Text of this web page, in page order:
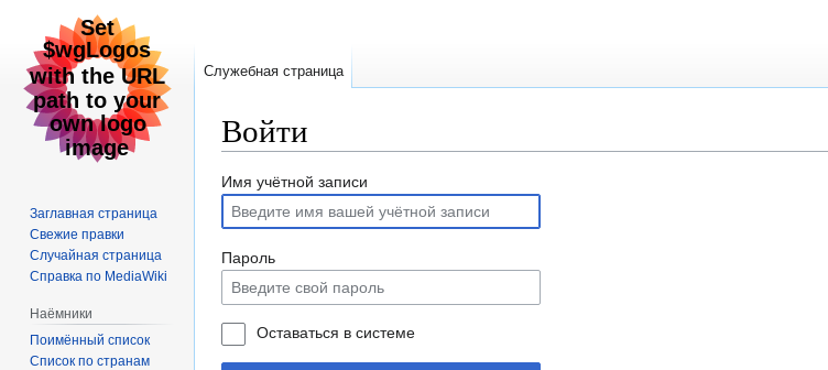
Войти
Перейти
навигации
Перейти
поиску
Имя учётной записи
Пароль
Оставаться в системе
Служебная страница
Заглавная страница
Свежие правки
Случайная страница
Справка по MediaWiki
Наёмники
Поимённый список
Список по странам